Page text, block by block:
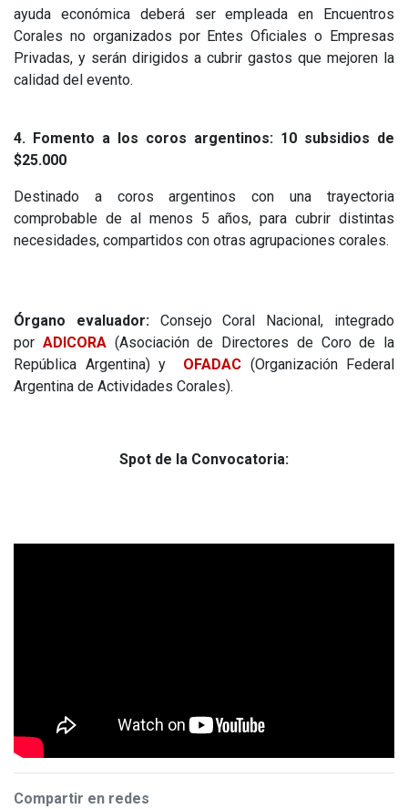
ayuda económica deberá ser empleada en Encuentros
Corales no organizados por Entes Oficiales o Empresas
Privadas, y serán dirigidos a cubrir gastos que mejoren la
calidad del evento.
4. Fomento a los coros argentinos: 10 subsidios de
$25.000
Destinado a coros argentinos con una trayectoria
comprobable de al menos 5 años, para cubrir distintas
necesidades, compartidos con otras agrupaciones corales.
Órgano evaluador: Consejo Coral Nacional, integrado
por ADICORA(Asociación de Directores de Coro de la
República Argentina) y OFADAC (Organización Federal
Argentina de Actividades Corales).
Spot de la Convocatoria:
Compartir en redes